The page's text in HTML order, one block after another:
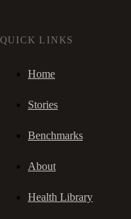
QUICK LINKS
Home
Stories
Benchmarks
About
Health Library